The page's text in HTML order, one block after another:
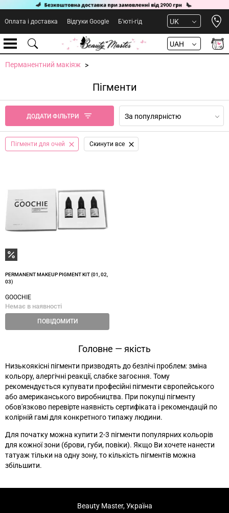
Оплата і доставка Відгуки Google Б'юті-гід UK
UAH
Перманентний макіяж
Пігменти
ДОДАТИ ФІЛЬТРИ За популярністю
Пігменти для очей Cкинути все
PERMANENT MAKEUP PIGMENT KIT (01, 02,
03)
GOOCHIE
Немає в наявності
ПОВІДОМИТИ
Головне — якість
Низькоякісні пігменти призводять до безлічі проблем: зміна
кольору, алергічні реакції, слабке загоєння. Тому
рекомендується купувати професійні пігменти європейського
або американського виробництва. При покупці пігменту
обов'язково перевірте наявність сертифіката і рекомендацій по
колірній гамі для конкретного типажу людини.
Для початку можна купити 2-3 пігменти популярних кольорів
для кожної зони (брови, губи, повіки). Якщо Ви хочете нанести
татуаж тільки на одну зону, то кількість пігментів можна
збільшити.
Beauty Master, Україна